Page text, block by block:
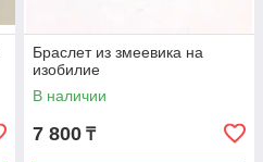
Браслет из змеевика на
изобилие
В наличии
7 800 ₸